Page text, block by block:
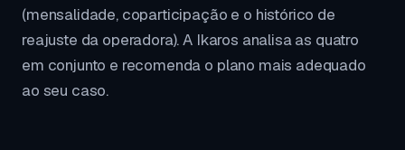
(mensalidade, coparticipação e o histórico de
reajuste da operadora). A Ikaros analisa as quatro
em conjunto e recomenda o plano mais adequado
ao seu caso.